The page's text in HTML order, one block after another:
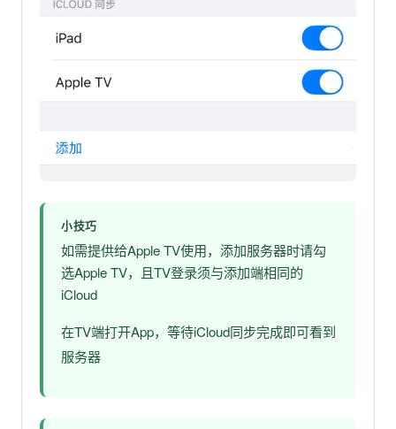
小技巧
如需提供给Apple TV使用，添加服务器时请勾
选Apple TV，且TV登录须与添加端相同的
iCloud
在TV端打开App，等待iCloud同步完成即可看到
服务器